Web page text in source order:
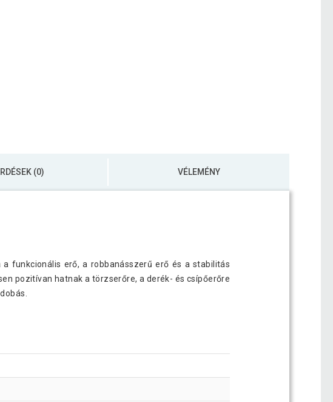
(0) VÉLEMÉNY
funkcionális erő, a robbanásszerű erő és a stabilitás
pozitívan hatnak a törzserőre, a derék- és csípőerőre